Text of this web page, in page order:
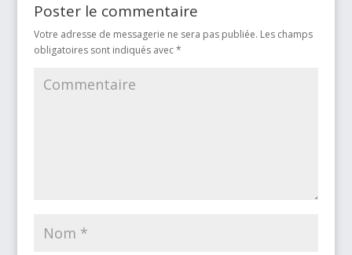
Poster le commentaire
Votre adresse de messagerie ne sera pas publiée. Les champs
obligatoires sont indiqués avec*